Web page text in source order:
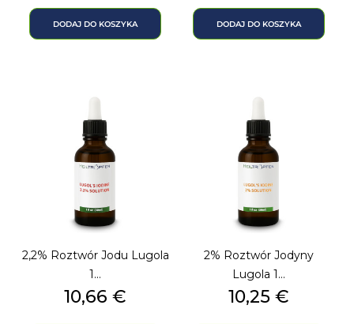
DODAJ DO KOSZYKA DODAJ DO KOSZYKA
2,2% Roztwór Jodu Lugola
1...
Cena
10,66 €
2% Roztwór Jodyny
Lugola 1...
Cena
10,25 €